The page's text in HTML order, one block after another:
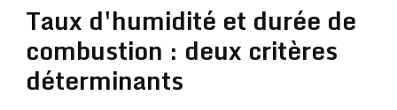
Taux d'humidité et durée de
combustion : deux critères
déterminants